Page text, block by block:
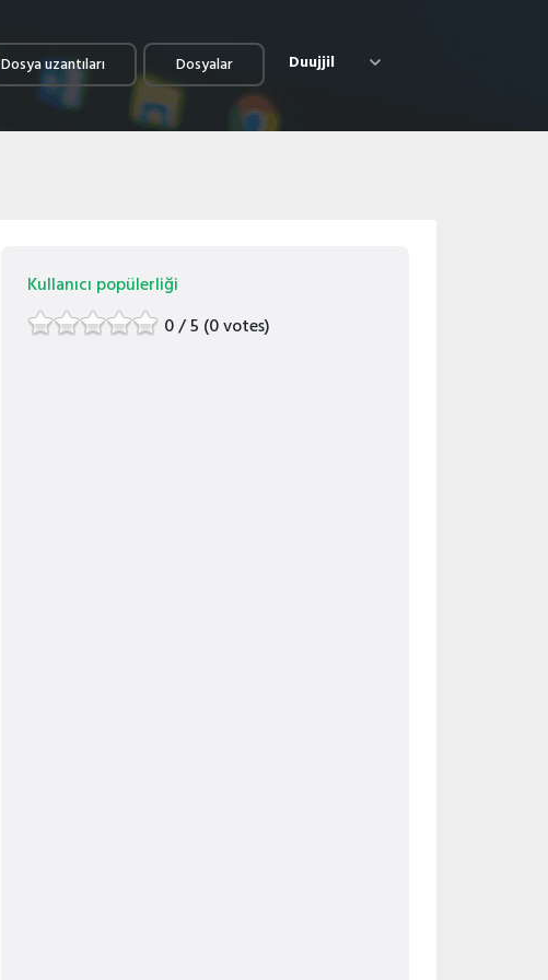
Dosya uzantıları Dosyalar Duujjil
Kullanıcı popülerliği
0 / 5 (0 votes)